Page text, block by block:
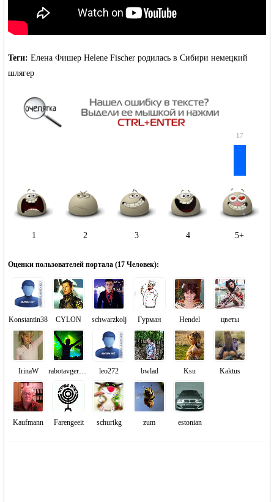
Теги: Елена Фишер Helene Fischer родилась в Сибири немецкий
шлягер
1 2 3 4
17
5+
Оценки пользователей портала (17 Человек):
Konstantin38 CYLON schwarzkolj Гурман Hendel цветы
IrinaW rabotavgermany leo272 bwlad Ksu Kaktus
Kaufmann Farengeeit schurikg zum estonian